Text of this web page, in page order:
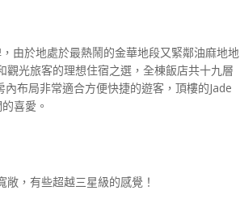
由於地處於最熱鬧的金華地段又緊鄰油麻地地
光旅客的理想住宿之選，全棟飯店共十九層
布局非常適合方便快捷的遊客，頂樓的Jade
喜愛。
，有些超越三星級的感覺！